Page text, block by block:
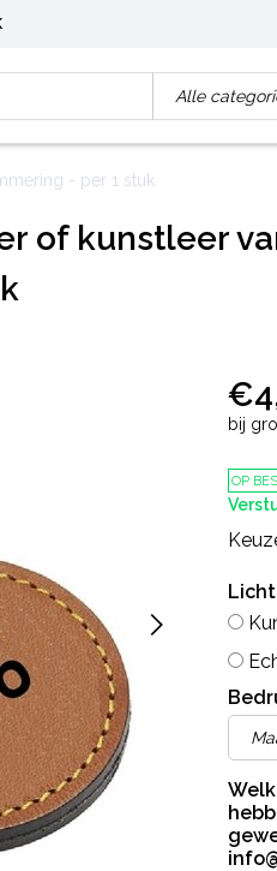
- per 1 stuk
of kunstleer
bij
OP